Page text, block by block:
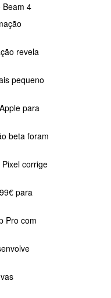
Beam 4
revela
pequeno
para
beta foram
corrige
para
Pro com